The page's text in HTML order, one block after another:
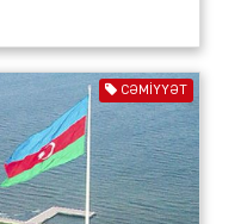
CƏMIYYƏT